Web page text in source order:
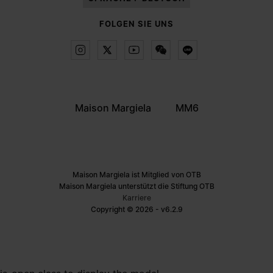
FOLGEN SIE UNS
Maison Margiela MM6
Maison Margiela ist Mitglied von OTB
Maison Margiela unterstützt die Stiftung OTB
Karriere
Copyright © 2026 - v6.2.9